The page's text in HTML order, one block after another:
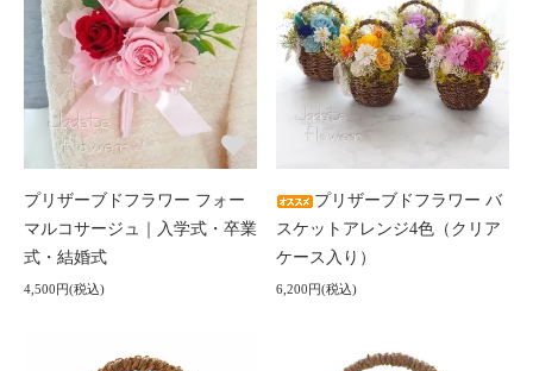
プリザーブドフラワー フォー
マルコサージュ｜入学式・卒業
式・結婚式
4,500円(税込)
プリザーブドフラワー バ
スケットアレンジ4色（クリア
ケース入り）
6,200円(税込)